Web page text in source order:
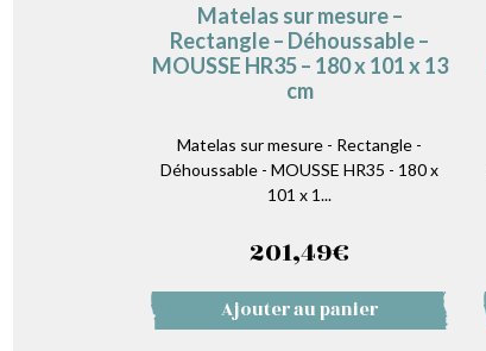
Matelas sur mesure –
Rectangle – Déhoussable –
MOUSSE HR35 – 180 x 101 x 13
cm
Matelas sur mesure - Rectangle -
Déhoussable - MOUSSE HR35 - 180 x
101 x 1...
201,49€
Ajouter au panier